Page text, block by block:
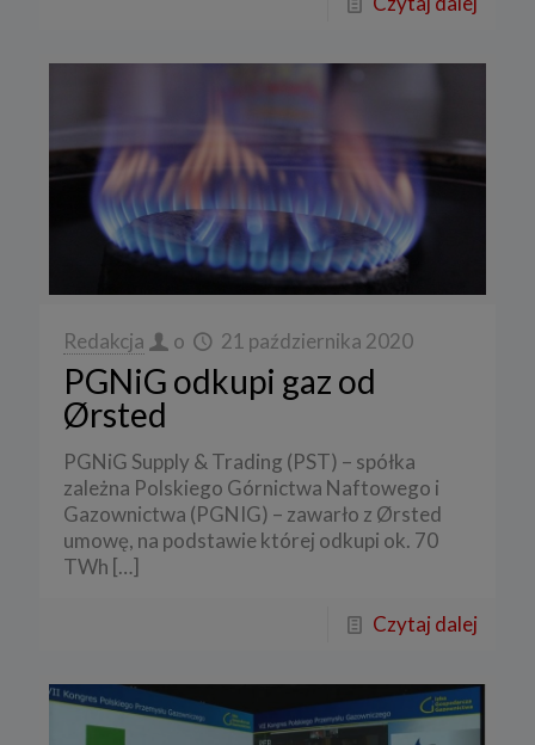
Redakcja o 21 października 2020
PGNiG odkupi gaz od
Ørsted
PGNiG Supply & Trading (PST) – spółka
zależna Polskiego Górnictwa Naftowego i
Gazownictwa (PGNIG) – zawarło z Ørsted
umowę, na podstawie której odkupi ok. 70
TWh […]
Czytaj dalej